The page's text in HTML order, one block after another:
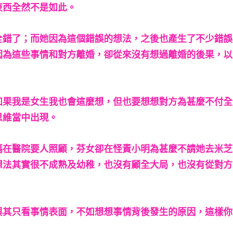
全然不是如此。
了；而她因為這個錯誤的想法，之後也產生了不少錯誤
這些事情和對方離婚，卻從來沒有想過離婚的後果，以
我是女生我也會這麼想，但也要想想對方為甚麼不付全
當中出現。
醫院要人照顧，芬女卻在怪責小明為甚麼不請她去米芝
其實很不成熟及幼稚，也沒有顧全大局，也沒有從對方
只看事情表面，不如想想事情背後發生的原因，這樣你